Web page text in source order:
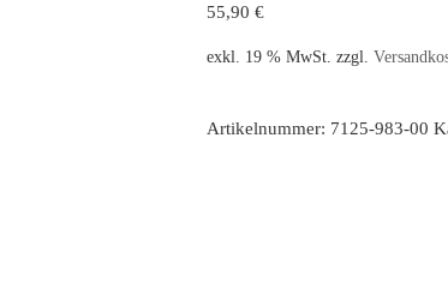
55,90€
exkl. 19 % MwSt. zzgl.
Artikelnummer: 7125-983-00